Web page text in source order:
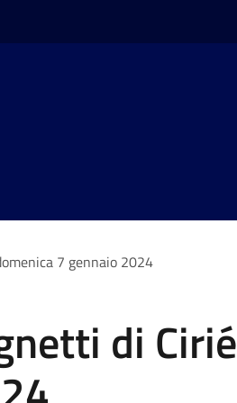
7 gennaio 2024
di Cirié